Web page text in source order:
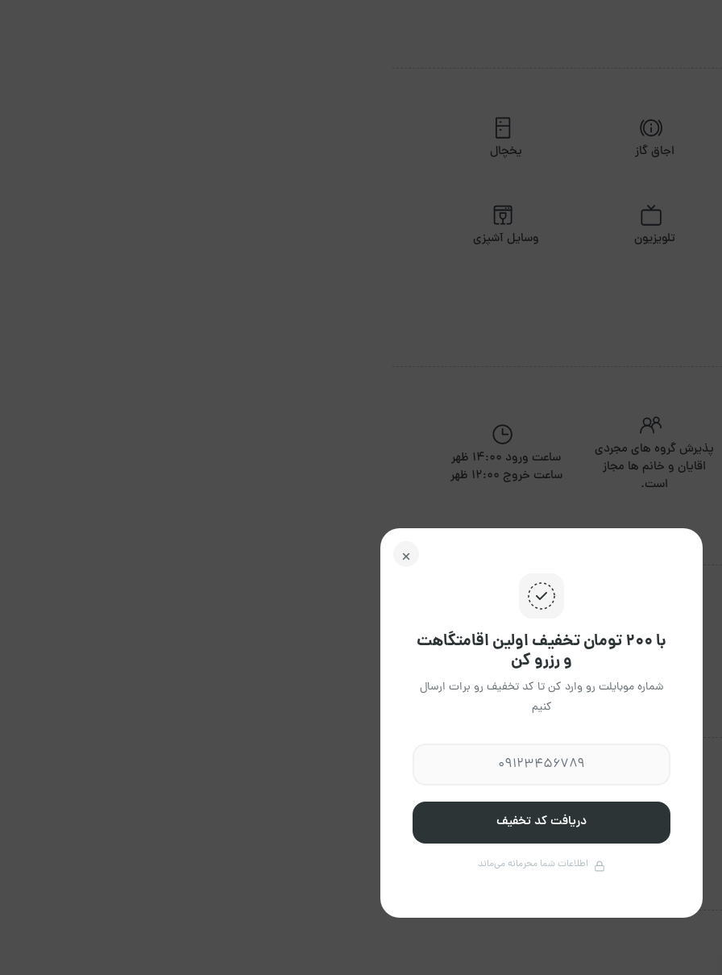
اجاق گاز یخچال
تلویزیون وسایل آشپزی
پذیرش گروه های مجردی
اقایان و خانم ها مجاز
است.
ساعت ورود 14:00 ظهر
ساعت خروج 12:00 ظهر
با ۲۰۰ تومان تخفیف اولین اقامتگاهت
و رزرو کن
شماره موبایلت رو وارد کن تا کد تخفیف رو برات ارسال
کنیم
دریافت کد تخفیف
اطلاعات شما محرمانه می‌ماند